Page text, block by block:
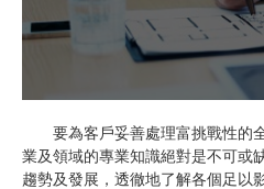
要為客戶妥善處理富挑戰性的
業及領域的專業知識絕對是不可或
趨勢及發展，透徹地了解各個足以